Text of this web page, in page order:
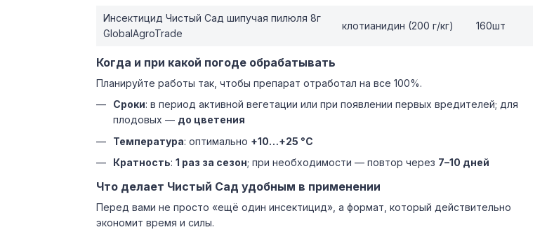
Инсектицид Чистый Сад шипучая пилюля 8г
GlobalAgroTrade
клотианидин (200 г/кг) 160шт
Когда и при какой погоде обрабатывать
Планируйте работы так, чтобы препарат отработал на все 100%.
Сроки: в период активной вегетации или при появлении первых вредителей; для
плодовых — до цветения
Температура: оптимально +10…+25 °C
Кратность: 1 раз за сезон; при необходимости — повтор через 7–10 дней
Что делает Чистый Сад удобным в применении
Перед вами не просто «ещё один инсектицид», а формат, который действительно
экономит время и силы.